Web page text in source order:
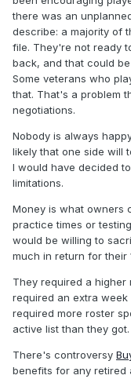
there was an
describe: a majority of
file. They're not ready
back, and that could
Some veterans who
that. That's a problem
negotiations.
Nobody is always
likely that one side will
I would have decided
limitations.
Money is what owners
practice times or
would be willing to
much in return for their
They required a
required an extra
required more roster
active list than they got.
There's controversy
benefits for any retired